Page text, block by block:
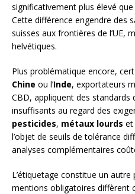
significativement plus élevé
Cette différence engendre des
suisses aux frontières de l’UE,
helvétiques.
Plus problématique encore,
Chine ou l’Inde, exportateurs
CBD, appliquent des
insuffisants au regard des
pesticides, métaux lourds et
l’objet de seuils de tolérance
analyses complémentaires
L’étiquetage constitue un
mentions obligatoires diffèrent